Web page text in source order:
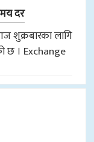
दर
शुक्रबारका लागि
छ । Exchange